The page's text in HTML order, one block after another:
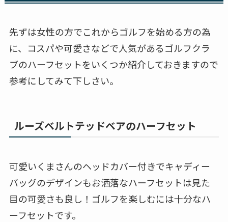
先ずは女性の方でこれからゴルフを始める方の為
に、コスパや可愛さなどで人気があるゴルフクラ
ブのハーフセットをいくつか紹介しておきますので
参考にしてみて下しさい。
ルーズベルトテッドベアのハーフセット
可愛いくまさんのヘッドカバー付きでキャディー
バッグのデザインもお洒落なハーフセットは見た
目の可愛さも良し！ゴルフを楽しむには十分なハ
ーフセットです。